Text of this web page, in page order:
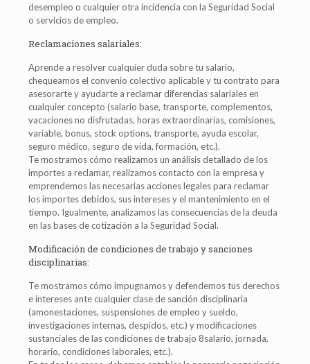
desempleo o cualquier otra incidencia con la Seguridad Social
o servicios de empleo.
Reclamaciones salariales:
Aprende a resolver cualquier duda sobre tu salario,
chequeamos el convenio colectivo aplicable y tu contrato para
asesorarte y ayudarte a reclamar diferencias salariales en
cualquier concepto (salario base, transporte, complementos,
vacaciones no disfrutadas, horas extraordinarias, comisiones,
variable, bonus, stock options, transporte, ayuda escolar,
seguro médico, seguro de vida, formación, etc.).
Te mostramos cómo realizamos un análisis detallado de los
importes a reclamar, realizamos contacto con la empresa y
emprendemos las necesarias acciones legales para reclamar
los importes debidos, sus intereses y el mantenimiento en el
tiempo. Igualmente, analizamos las consecuencias de la deuda
en las bases de cotización a la Seguridad Social.
Modificación de condiciones de trabajo y sanciones
disciplinarias:
Te mostramos cómo impugnamos y defendemos tus derechos
e intereses ante cualquier clase de sanción disciplinaria
(amonestaciones, suspensiones de empleo y sueldo,
investigaciones internas, despidos, etc.) y modificaciones
sustanciales de las condiciones de trabajo 8salario, jornada,
horario, condiciones laborales, etc.).